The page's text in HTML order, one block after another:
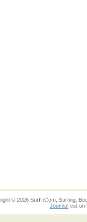
© 2026 Surf'nCom, Surfing,
Joomla! est un